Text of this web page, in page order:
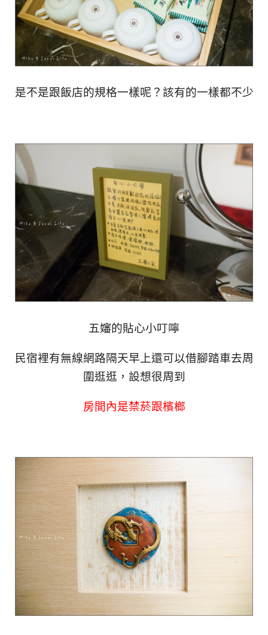
是不是跟飯店的規格一樣呢？該有的一樣都不少
五嬸的貼心小叮嚀
民宿裡有無線網路隔天早上還可以借腳踏車去周
圍逛逛，設想很周到
房間內是禁菸跟檳榔